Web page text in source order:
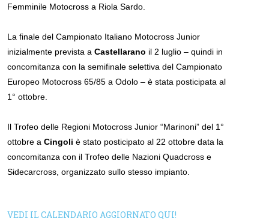
Femminile Motocross a Riola Sardo.
La finale del Campionato Italiano Motocross Junior
inizialmente prevista aCastellarano il 2 luglio – quindi in
concomitanza con la semifinale selettiva del Campionato
Europeo Motocross 65/85 a Odolo – è stata posticipata al
1° ottobre.
Il Trofeo delle Regioni Motocross Junior “Marinoni” del 1°
ottobre aCingoli è stato posticipato al 22 ottobre data la
concomitanza con il Trofeo delle Nazioni Quadcross e
Sidecarcross, organizzato sullo stesso impianto.
VEDI IL CALENDARIO AGGIORNATO QUI!